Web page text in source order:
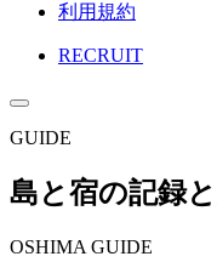
利用規約
RECRUIT
GUIDE
島と宿の記録
OSHIMA GUIDE